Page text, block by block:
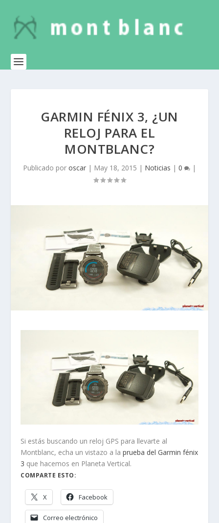
GARMIN FÉNIX 3, ¿UN
RELOJ PARA EL
MONTBLANC?
Publicado por oscar | May 18, 2015 | Noticias | 0 |
Si estás buscando un reloj GPS para llevarte al
Montblanc, echa un vistazo a laprueba del Garmin fénix
3 que hacemos en Planeta Vertical.
COMPARTE ESTO:
X Facebook
Correo electrónico